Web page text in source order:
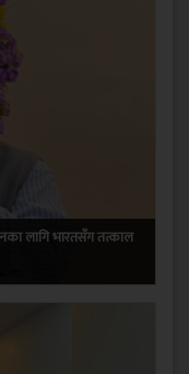
लागि भारतसँग तत्काल